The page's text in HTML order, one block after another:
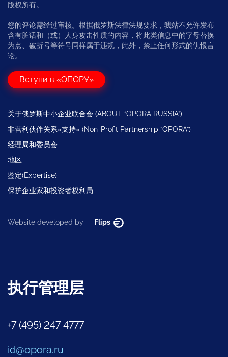
版权所有。
您的评论需经过审核。根据俄罗斯法律法规要求，我站不允许发布
含有脏话和（或）人身攻击性质的内容，将此类信息中的字母替换
为点、破折号等符号同样属于违规，此外，禁止任何形式的仇恨言
论。
Вступи в «ОПОРУ»
关于俄罗斯中小企业联合会 (ABOUT “OPORA RUSSIA”)
非营利伙伴关系«支持» (Non-Profit Partnership “OPORA”)
经理局和委员会
地区
鉴定(Expertise)
保护企业家和投资者权利局
Website developed by — Flips
执行管理层
+7 (495) 247 4777
id@opora.ru